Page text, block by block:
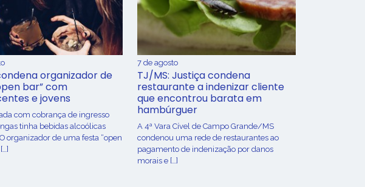
organizador de
bar” com
e jovens
com cobrança de ingresso
tinha bebidas alcoólicas
organizador de uma festa “open
7 de agosto
TJ/MS: Justiça condena
restaurante a indenizar cliente
que encontrou barata em
hambúrguer
A 4ª Vara Cível de Campo Grande/MS
condenou uma rede de restaurantes ao
pagamento de indenização por danos
morais e […]